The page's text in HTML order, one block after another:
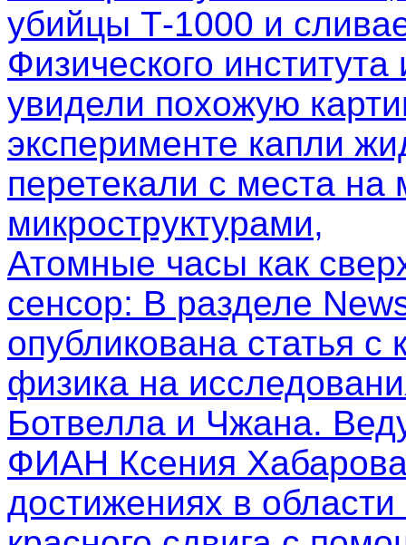
убийцы Т-1000 и
Физического
увидели похожую
эксперименте капли
перетекали с места на
микроструктурами,
Атомные часы как
сенсор: В разделе
опубликована статья
физика на
Ботвелла и Чжана.
ФИАН Ксения
достижениях в